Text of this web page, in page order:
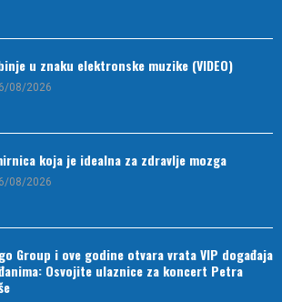
u znaku elektronske muzike (VIDEO)
08/2026
koja je idealna za zdravlje mozga
08/2026
Group i ove godine otvara vrata VIP događaja
Osvojite ulaznice za koncert Petra